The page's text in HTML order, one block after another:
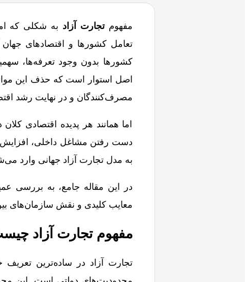
مفهومتجارت آزاد به شکلی که
تعامل کشورها و اقتصادهای
کشورها بدون وجود تعرفه‌ها،
اصل استوار است که حذف این
مصرف‌کنندگان و در نهایت رشد
اما همانند هر پدیده اقتصادی
دست رفتن مشاغل داخلی، افزایش
به مدل تجارت آزاد جهانی وارد
در این مقاله جامع، به بررسی
معایب کلیدی و نقش سازمان‌های
مفهوم تجارت آزاد
تجارت آزاد در ساده‌ترین